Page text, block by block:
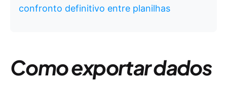
confronto definitivo entre planilhas
Como exportar dados